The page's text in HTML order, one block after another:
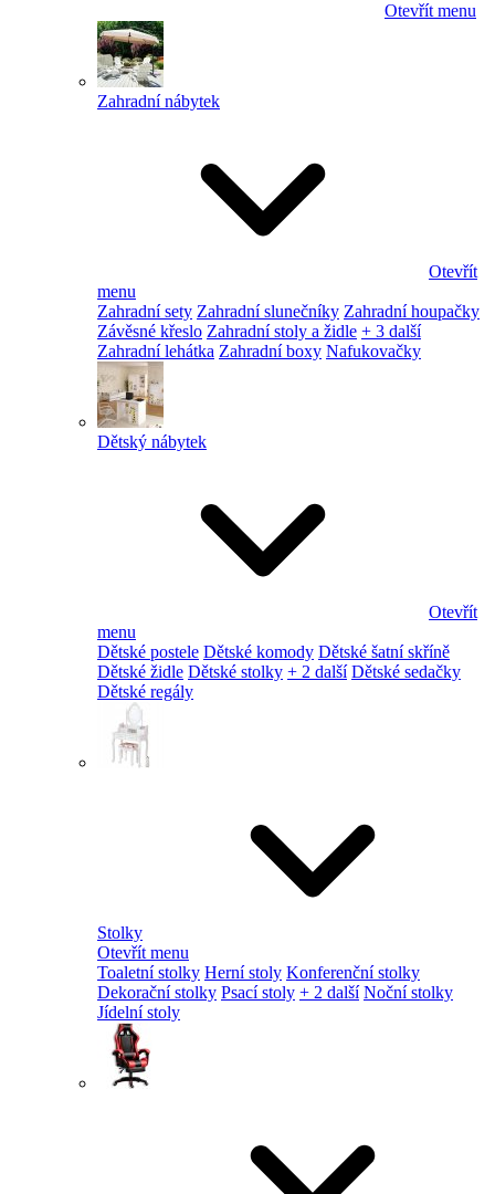
Otevřít menu
Zahradní nábytek
Otevřít
menu
Zahradní sety Zahradní slunečníky Zahradní houpačky
Závěsné křeslo Zahradní stoly a židle + 3 další
Zahradní lehátka Zahradní boxy Nafukovačky
Dětský nábytek
Otevřít
menu
Dětské postele Dětské komody Dětské šatní skříně
Dětské židle Dětské stolky + 2 další Dětské sedačky
Dětské regály
Stolky
Otevřít menu
Toaletní stolky Herní stoly Konferenční stolky
Dekorační stolky Psací stoly + 2 další Noční stolky
Jídelní stoly